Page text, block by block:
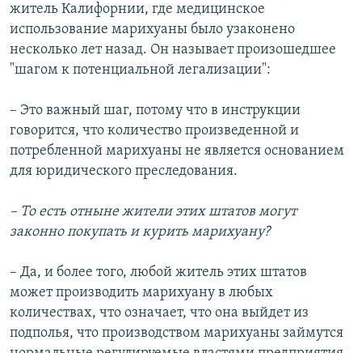
житель Калифорнии, где медицинское
использование марихуаны было узаконено
несколько лет назад. Он называет произошедшее
"шагом к потенциальной легализации":
– Это важный шаг, потому что в инструкции
говорится, что количество произведенной и
потребленной марихуаны не является основанием
для юридического преследования.
– То есть отныне жители этих штатов могут
законно покупать и курить марихуану?
– Да, и более того, любой житель этих штатов
может производить марихуану в любых
количествах, что означает, что она выйдет из
подполья, что производством марихуаны займутся